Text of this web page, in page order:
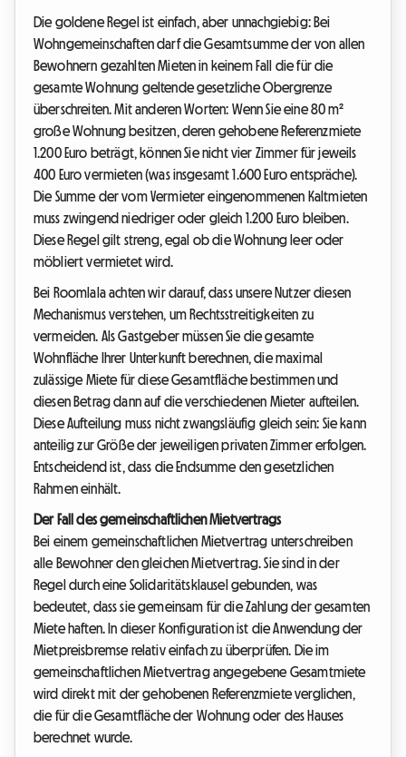
Die goldene Regel ist einfach, aber unnachgiebig: Bei
Wohngemeinschaften darf die Gesamtsumme der von allen
Bewohnern gezahlten Mieten in keinem Fall die für die
gesamte Wohnung geltende gesetzliche Obergrenze
überschreiten. Mit anderen Worten: Wenn Sie eine 80 m²
große Wohnung besitzen, deren gehobene Referenzmiete
1.200 Euro beträgt, können Sie nicht vier Zimmer für jeweils
400 Euro vermieten (was insgesamt 1.600 Euro entspräche).
Die Summe der vom Vermieter eingenommenen Kaltmieten
muss zwingend niedriger oder gleich 1.200 Euro bleiben.
Diese Regel gilt streng, egal ob die Wohnung leer oder
möbliert vermietet wird.
Bei Roomlala achten wir darauf, dass unsere Nutzer diesen
Mechanismus verstehen, um Rechtsstreitigkeiten zu
vermeiden. Als Gastgeber müssen Sie die gesamte
Wohnfläche Ihrer Unterkunft berechnen, die maximal
zulässige Miete für diese Gesamtfläche bestimmen und
diesen Betrag dann auf die verschiedenen Mieter aufteilen.
Diese Aufteilung muss nicht zwangsläufig gleich sein: Sie kann
anteilig zur Größe der jeweiligen privaten Zimmer erfolgen.
Entscheidend ist, dass die Endsumme den gesetzlichen
Rahmen einhält.
Der Fall des gemeinschaftlichen Mietvertrags
Bei einem gemeinschaftlichen Mietvertrag unterschreiben
alle Bewohner den gleichen Mietvertrag. Sie sind in der
Regel durch eine Solidaritätsklausel gebunden, was
bedeutet, dass sie gemeinsam für die Zahlung der gesamten
Miete haften. In dieser Konfiguration ist die Anwendung der
Mietpreisbremse relativ einfach zu überprüfen. Die im
gemeinschaftlichen Mietvertrag angegebene Gesamtmiete
wird direkt mit der gehobenen Referenzmiete verglichen,
die für die Gesamtfläche der Wohnung oder des Hauses
berechnet wurde.